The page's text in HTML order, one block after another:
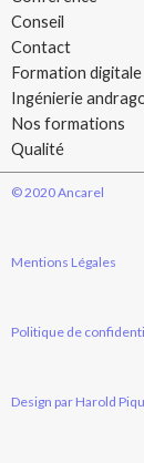
Conseil
Contact
Formation digitale
Ingénierie
Nos formations
Qualité
© 2020 Ancarel
Mentions Légales
Politique de
Design par Harold